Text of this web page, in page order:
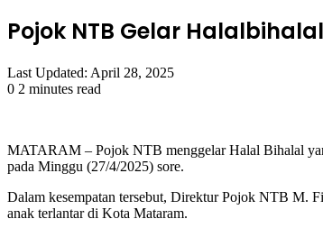
Pojok NTB Gelar
Last Updated: April 28, 2025
0 2 minutes read
MATARAM – Pojok NTB menggelar Halal Bihalal
pada Minggu (27/4/2025) sore.
Dalam kesempatan tersebut, Direktur Pojok NTB M.
anak terlantar di Kota Mataram.